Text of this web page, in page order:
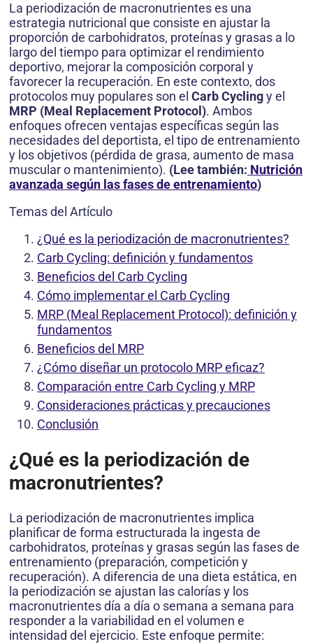
La periodización de macronutrientes es una
estrategia nutricional que consiste en ajustar la
proporción de carbohidratos, proteínas y grasas a lo
largo del tiempo para optimizar el rendimiento
deportivo, mejorar la composición corporal y
favorecer la recuperación. En este contexto, dos
protocolos muy populares son el Carb Cyclingy el
MRP (Meal Replacement Protocol). Ambos
enfoques ofrecen ventajas específicas según las
necesidades del deportista, el tipo de entrenamiento
y los objetivos (pérdida de grasa, aumento de masa
muscular o mantenimiento). (Lee también: Nutrición
avanzada según las fases de entrenamiento)
Temas del Artículo
¿Qué es la periodización de macronutrientes?
Carb Cycling: definición y fundamentos
Beneficios del Carb Cycling
Cómo implementar el Carb Cycling
MRP (Meal Replacement Protocol): definición y
fundamentos
Beneficios del MRP
¿Cómo diseñar un protocolo MRP eficaz?
Comparación entre Carb Cycling y MRP
Consideraciones prácticas y precauciones
Conclusión
¿Qué es la periodización de
macronutrientes?
La periodización de macronutrientes implica
planificar de forma estructurada la ingesta de
carbohidratos, proteínas y grasas según las fases de
entrenamiento (preparación, competición y
recuperación). A diferencia de una dieta estática, en
la periodización se ajustan las calorías y los
macronutrientes día a día o semana a semana para
responder a la variabilidad en el volumen e
intensidad del ejercicio. Este enfoque permite: